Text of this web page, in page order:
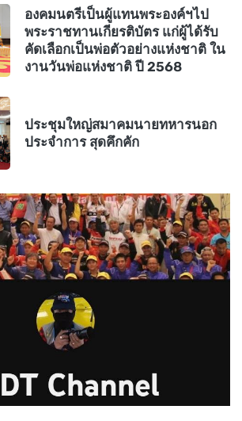
องคมนตรีเป็นผู้แทนพระองค์ฯไป
พระราชทานเกียรติบัตร แก่ผู้ได้รับ
คัดเลือกเป็นพ่อตัวอย่างแห่งชาติ ใน
งานวันพ่อแห่งชาติ ปี 2568
ประชุมใหญ่สมาคมนายทหารนอก
ประจำการ สุดคึกคัก